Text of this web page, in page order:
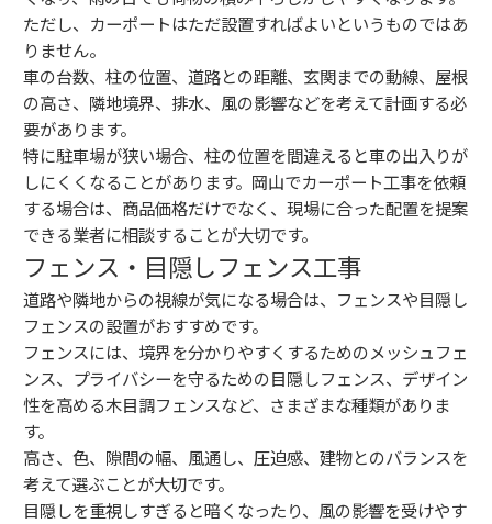
ただし、カーポートはただ設置すればよいというものではあ
りません。
車の台数、柱の位置、道路との距離、玄関までの動線、屋根
の高さ、隣地境界、排水、風の影響などを考えて計画する必
要があります。
特に駐車場が狭い場合、柱の位置を間違えると車の出入りが
しにくくなることがあります。岡山でカーポート工事を依頼
する場合は、商品価格だけでなく、現場に合った配置を提案
できる業者に相談することが大切です。
フェンス・目隠しフェンス工事
道路や隣地からの視線が気になる場合は、フェンスや目隠し
フェンスの設置がおすすめです。
フェンスには、境界を分かりやすくするためのメッシュフェ
ンス、プライバシーを守るための目隠しフェンス、デザイン
性を高める木目調フェンスなど、さまざまな種類がありま
す。
高さ、色、隙間の幅、風通し、圧迫感、建物とのバランスを
考えて選ぶことが大切です。
目隠しを重視しすぎると暗くなったり、風の影響を受けやす